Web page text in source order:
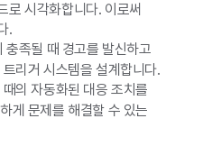
로 시각화합니다. 이로써
.
족될 때 경고를 발신하고
리거 시스템을 설계합니다.
의 자동화된 대응 조치를
게 문제를 해결할 수 있는